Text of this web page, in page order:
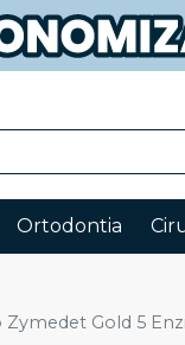
Ortodontia
Gold 5